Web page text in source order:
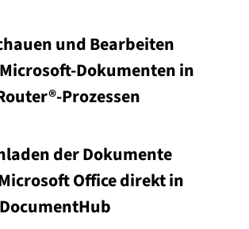
und Bearbeiten
Dokumenten in
Prozessen
der Dokumente
Office direkt in